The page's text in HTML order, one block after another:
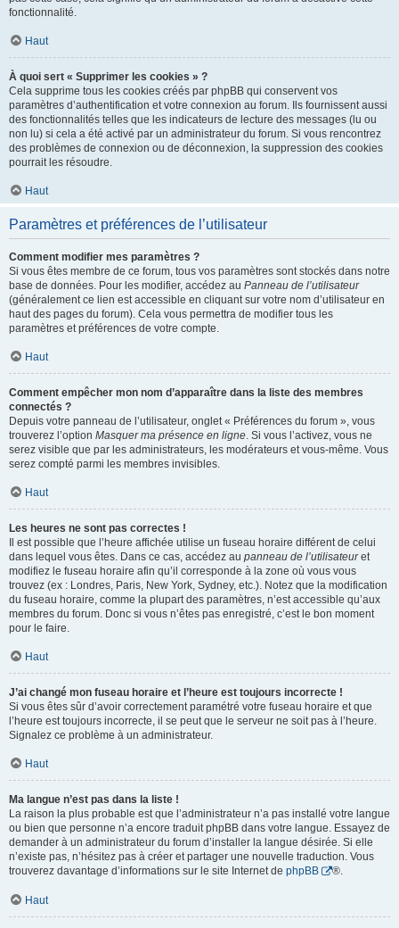
fonctionnalité.
Haut
À quoi sert « Supprimer les cookies » ?
Cela supprime tous les cookies créés par phpBB qui conservent vos
paramètres d’authentification et votre connexion au forum. Ils fournissent aussi
des fonctionnalités telles que les indicateurs de lecture des messages (lu ou
non lu) si cela a été activé par un administrateur du forum. Si vous rencontrez
des problèmes de connexion ou de déconnexion, la suppression des cookies
pourrait les résoudre.
Haut
Paramètres et préférences de l’utilisateur
Comment modifier mes paramètres ?
Si vous êtes membre de ce forum, tous vos paramètres sont stockés dans notre
base de données. Pour les modifier, accédez au Panneau de l’utilisateur
(généralement ce lien est accessible en cliquant sur votre nom d’utilisateur en
haut des pages du forum). Cela vous permettra de modifier tous les
paramètres et préférences de votre compte.
Haut
Comment empêcher mon nom d’apparaître dans la liste des membres
connectés ?
Depuis votre panneau de l’utilisateur, onglet « Préférences du forum », vous
trouverez l’option Masquer ma présence en ligne. Si vous l’activez, vous ne
serez visible que par les administrateurs, les modérateurs et vous-même. Vous
serez compté parmi les membres invisibles.
Haut
Les heures ne sont pas correctes !
Il est possible que l’heure affichée utilise un fuseau horaire différent de celui
dans lequel vous êtes. Dans ce cas, accédez au panneau de l’utilisateuret
modifiez le fuseau horaire afin qu’il corresponde à la zone où vous vous
trouvez (ex : Londres, Paris, New York, Sydney, etc.). Notez que la modification
du fuseau horaire, comme la plupart des paramètres, n’est accessible qu’aux
membres du forum. Donc si vous n’êtes pas enregistré, c’est le bon moment
pour le faire.
Haut
J’ai changé mon fuseau horaire et l’heure est toujours incorrecte !
Si vous êtes sûr d’avoir correctement paramétré votre fuseau horaire et que
l’heure est toujours incorrecte, il se peut que le serveur ne soit pas à l’heure.
Signalez ce problème à un administrateur.
Haut
Ma langue n’est pas dans la liste !
La raison la plus probable est que l’administrateur n’a pas installé votre langue
ou bien que personne n’a encore traduit phpBB dans votre langue. Essayez de
demander à un administrateur du forum d’installer la langue désirée. Si elle
n’existe pas, n’hésitez pas à créer et partager une nouvelle traduction. Vous
trouverez davantage d’informations sur le site Internet de phpBB ®.
Haut